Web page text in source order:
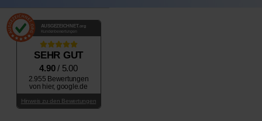
AUSGEZEICHNET .org
Kundenbewertungen
SEHR GUT
4.90/ 5.00
2.955 Bewertungen
von hier, google.de
Hinweis zu den Bewertungen